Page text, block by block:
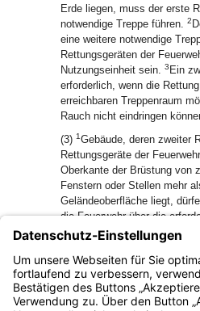
Erde liegen, muss der erste
notwendige Treppe führen. 2
eine weitere notwendige
Rettungsgeräten der
Nutzungseinheit sein. 3 Ein
erforderlich, wenn die
erreichbaren Treppenraum
Rauch nicht eindringen
(3) 1Gebäude, deren zweiter
Rettungsgeräte der
Oberkante der Brüstung von
Fenstern oder Stellen mehr
Geländeoberfläche liegt,
die Feuerwehr über die
Hubrettungsfahrzeuge verfügt.
zweite Rettungsweg über
zulässig, wenn keine
bestehen.